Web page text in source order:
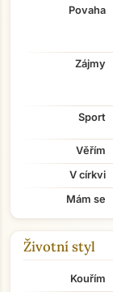
Povaha
Zájmy
Sport
Věřím
V církvi
Mám se
Životní styl
Kouřím